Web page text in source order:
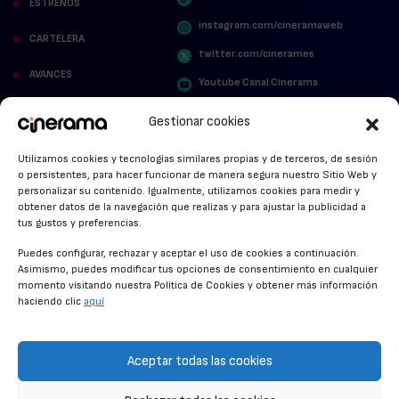
Gestionar cookies
Utilizamos cookies y tecnologías similares propias y de terceros, de sesión
o persistentes, para hacer funcionar de manera segura nuestro Sitio Web y
personalizar su contenido. Igualmente, utilizamos cookies para medir y
obtener datos de la navegación que realizas y para ajustar la publicidad a
tus gustos y preferencias.
Puedes configurar, rechazar y aceptar el uso de cookies a continuación.
Asimismo, puedes modificar tus opciones de consentimiento en cualquier
momento visitando nuestra Política de Cookies y obtener más información
haciendo clic aquí
Aceptar todas las cookies
ESTRENOS
CARTELERA
AVANCES
STREAMING NEWS
ANUNCIOS DE CINE
instagram.com/cineramaweb
twitter.com/cinerames
Youtube Canal Cinerama
POLÍTICA DE COOKIES